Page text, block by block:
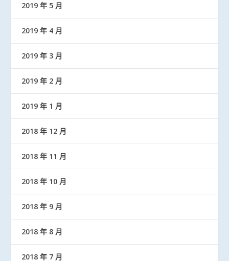
2019 年 5 月
2019 年 4 月
2019 年 3 月
2019 年 2 月
2019 年 1 月
2018 年 12 月
2018 年 11 月
2018 年 10 月
2018 年 9 月
2018 年 8 月
2018 年 7 月